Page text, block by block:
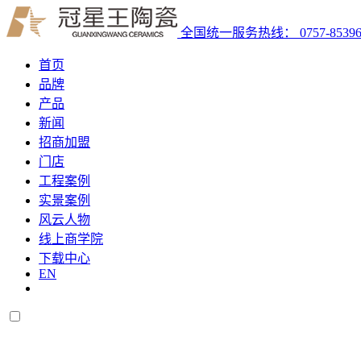
全国统一服务热线： 0757-
首页
品牌
产品
新闻
招商加盟
门店
工程案例
实景案例
风云人物
线上商学院
下载中心
EN